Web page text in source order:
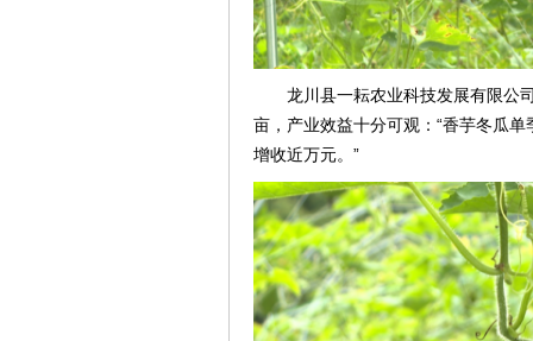
龙川县一耘农业科技发展有限公
亩，产业效益十分可观：“香芋冬瓜
增收近万元。”